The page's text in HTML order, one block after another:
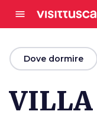
menu
arrow_backDove dormire